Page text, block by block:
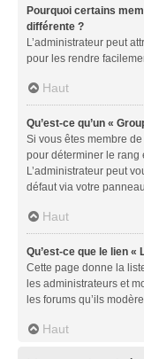
Pourquoi certains
différente ?
L’administrateur peut
pour les rendre
Haut
Qu’est-ce qu’un «
Si vous êtes membre
pour déterminer le rang
L’administrateur peut
défaut via votre
Haut
Qu’est-ce que le lien «
Cette page donne la
les administrateurs et
les forums qu’ils
Haut